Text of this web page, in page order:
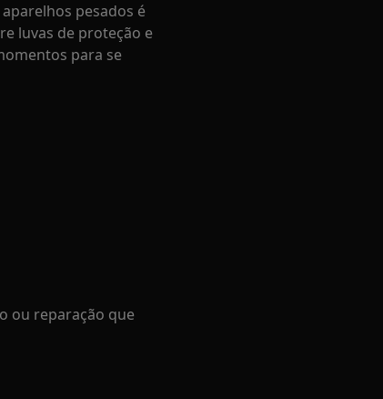
pesados é
luvas de proteção e
para se
ou reparação que